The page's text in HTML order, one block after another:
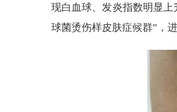
现白血球、发炎指数明显
球菌烫伤样皮肤症候群”，